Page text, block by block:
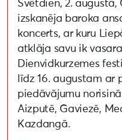
Svētdien, 2.
izskanēja baroka
koncerts, ar kuru
atklāja savu ik
Dienvidkurzemes
līdz 16. augustam ar
piedāvājumu
Aizputē, Gaviezē,
Kazdangā.